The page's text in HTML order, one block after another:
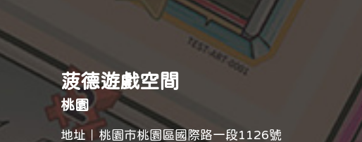
菠德遊戲空間
桃園
地址｜桃園市桃園區國際路一段1126號